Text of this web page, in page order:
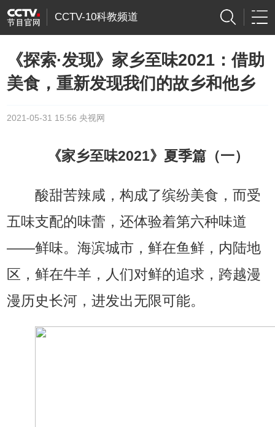
CCTV-10科教频道
《探索·发现》家乡至味2021：借助
美食，重新发现我们的故乡和他乡
2021-05-31 15:56 央视网
《家乡至味2021》夏季篇（一）
酸甜苦辣咸，构成了缤纷美食，而受
五味支配的味蕾，还体验着第六种味道
——鲜味。海滨城市，鲜在鱼鲜，内陆地
区，鲜在牛羊，人们对鲜的追求，跨越漫
漫历史长河，进发出无限可能。